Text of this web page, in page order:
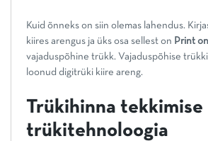
Kuid õnneks on siin olemas lahendus.
kiires arengus ja üks osa sellest on Print
vajaduspõhine trükk. Vajaduspõhise
loonud digitrüki kiire areng.
Trükihinna tekkimise
trükitehnoloogia